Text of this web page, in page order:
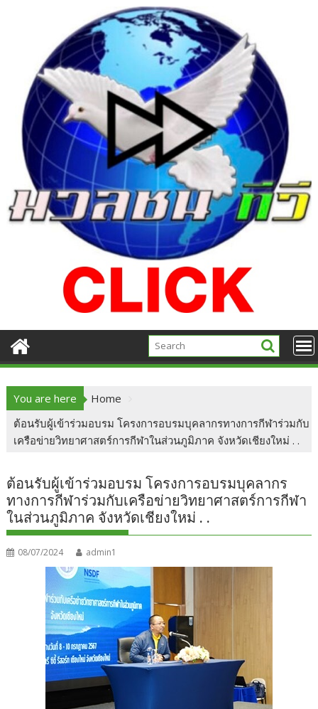
You are here
Home
ต้อนรับผู้เข้าร่วมอบรม โครงการอบรมบุคลากรทางการกีฬาร่วมกับ
เครือข่ายวิทยาศาสตร์การกีฬาในส่วนภูมิภาค จังหวัดเชียงใหม่ . .
ต้อนรับผู้เข้าร่วมอบรม โครงการอบรมบุคลากร
ทางการกีฬาร่วมกับเครือข่ายวิทยาศาสตร์การกีฬา
ในส่วนภูมิภาค จังหวัดเชียงใหม่ . .
08/07/2024 admin1